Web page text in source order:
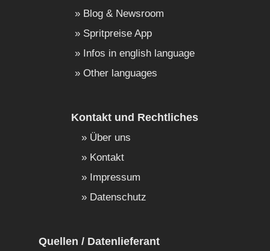
Blog & Newsroom
Spritpreise App
Infos in english language
Other languages
Kontakt und Rechtliches
Über uns
Kontakt
Impressum
Datenschutz
Quellen / Datenlieferant